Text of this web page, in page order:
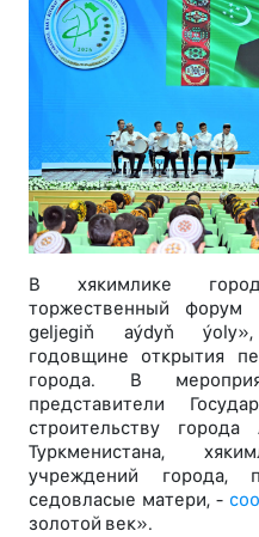
В хякимлике
торжественный форум
geljegiň aýdyň
годовщине открытия
города. В
представители
строительству
Туркменистана,
учреждений города,
седовласые матери, -
золотой век».